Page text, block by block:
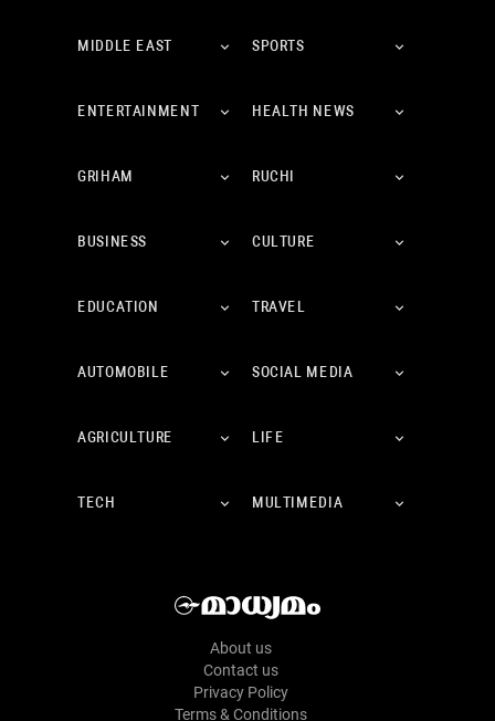
MIDDLE EAST SPORTS
ENTERTAINMENT HEALTH NEWS
GRIHAM RUCHI
BUSINESS CULTURE
EDUCATION TRAVEL
AUTOMOBILE SOCIAL MEDIA
AGRICULTURE LIFE
TECH MULTIMEDIA
About us
Contact us
Privacy Policy
Terms & Conditions